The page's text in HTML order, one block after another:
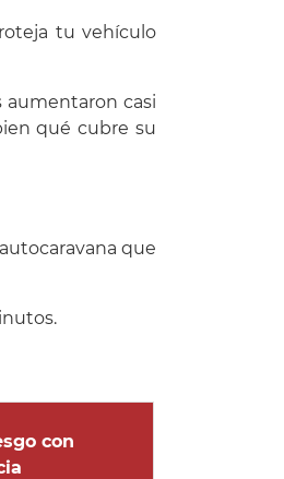
tu vehículo
aumentaron casi
qué cubre su
que
con